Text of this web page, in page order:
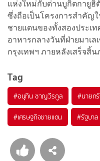
แห่งใหม่กับด่านบูกิตกายูฮิ
ซึ่งถือเป็นโครงการสำคัญ
ชายแดนของทั้งสองประเท
อาหารกลางวันที่ฝ่ายมาเล
กรุงเทพฯ ภายหลังเสร็จสิ้น
Tag
#อนุทิน ชาญวีรกูล #นายก
#เศรษฐกิจชายแดน #รัฐบาล